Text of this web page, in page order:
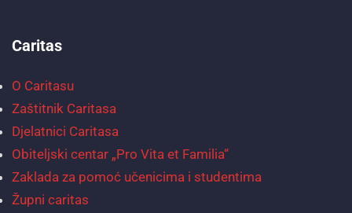
Caritas
O Caritasu
Zaštitnik Caritasa
Djelatnici Caritasa
Obiteljski centar „Pro Vita et Familia“
Zaklada za pomoć učenicima i studentima
Župni caritas